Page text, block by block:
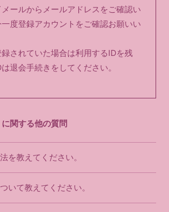
FC限定PHOTO
イン
ールからメールアドレスをご確認い
度登録アカウントをご確認お願いい
録されていた場合は利用するIDを残
退会手続きをしてください。
に関する他の質問
を教えてください。
いて教えてください。